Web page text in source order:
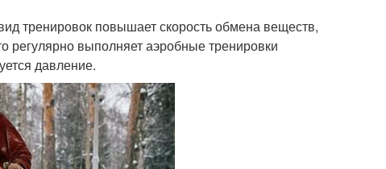
тренировок повышает скорость обмена веществ,
регулярно выполняет аэробные тренировки
давление.